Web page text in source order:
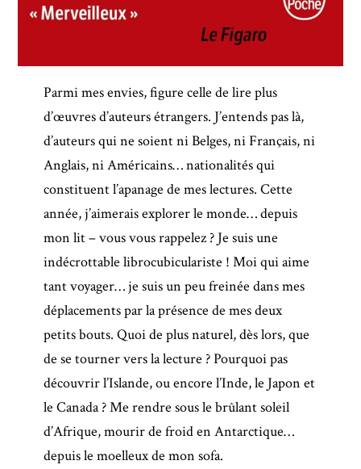
Parmi mes envies, figure celle de lire plus
d’œuvres d’auteurs étrangers. J’entends pas là,
d’auteurs qui ne soient ni Belges, ni Français, ni
Anglais, ni Américains… nationalités qui
constituent l’apanage de mes lectures. Cette
année, j’aimerais explorer le monde… depuis
mon lit – vous vous rappelez ? Je suis une
indécrottable librocubiculariste ! Moi qui aime
tant voyager… je suis un peu freinée dans mes
déplacements par la présence de mes deux
petits bouts. Quoi de plus naturel, dès lors, que
de se tourner vers la lecture ? Pourquoi pas
découvrir l’Islande, ou encore l’Inde, le Japon et
le Canada ? Me rendre sous le brûlant soleil
d’Afrique, mourir de froid en Antarctique…
depuis le moelleux de mon sofa.